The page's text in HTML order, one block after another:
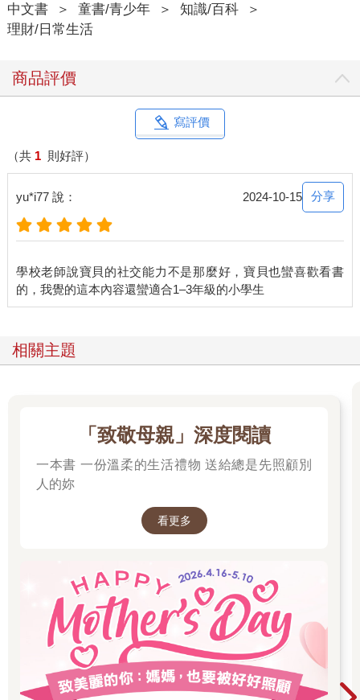
中文書 ＞ 童書/青少年 ＞ 知識/百科
＞
理財/日常生活
商品評價
寫評價
（共 1 則好評）
yu*i77 說： 2024-10-15 分享
學校老師說寶貝的社交能力不是那麼好，寶貝也蠻喜歡看書
相關主題
「致敬母親」深度閱讀
一本書 一份溫柔的生活禮物 送給總是先照顧別
人的妳
看更多